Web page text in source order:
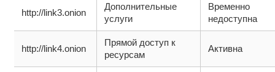
http://link3.onion
Дополнительные
услуги
Временно
недоступна
http://link4.onion
Прямой доступ к
ресурсам
Активна